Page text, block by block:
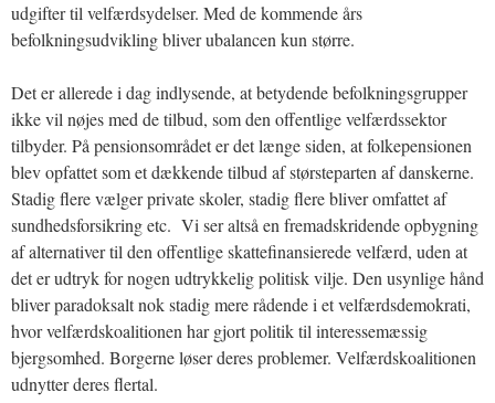
udgifter til velfærdsydelser. Med de kommende års
befolkningsudvikling bliver ubalancen kun større.
Det er allerede i dag indlysende, at betydende befolkningsgrupper
ikke vil nøjes med de tilbud, som den offentlige velfærdssektor
tilbyder. På pensionsområdet er det længe siden, at folkepensionen
blev opfattet som et dækkende tilbud af størsteparten af danskerne.
Stadig flere vælger private skoler, stadig flere bliver omfattet af
sundhedsforsikring etc. Vi ser altså en fremadskridende opbygning
af alternativer til den offentlige skattefinansierede velfærd, uden at
det er udtryk for nogen udtrykkelig politisk vilje. Den usynlige hånd
bliver paradoksalt nok stadig mere rådende i et velfærdsdemokrati,
hvor velfærdskoalitionen har gjort politik til interessemæssig
bjergsomhed. Borgerne løser deres problemer. Velfærdskoalitionen
udnytter deres flertal.